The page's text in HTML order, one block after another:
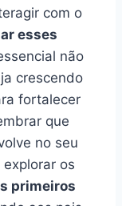
com o
esses
não
crescendo
fortalecer
que
no seu
os
primeiros